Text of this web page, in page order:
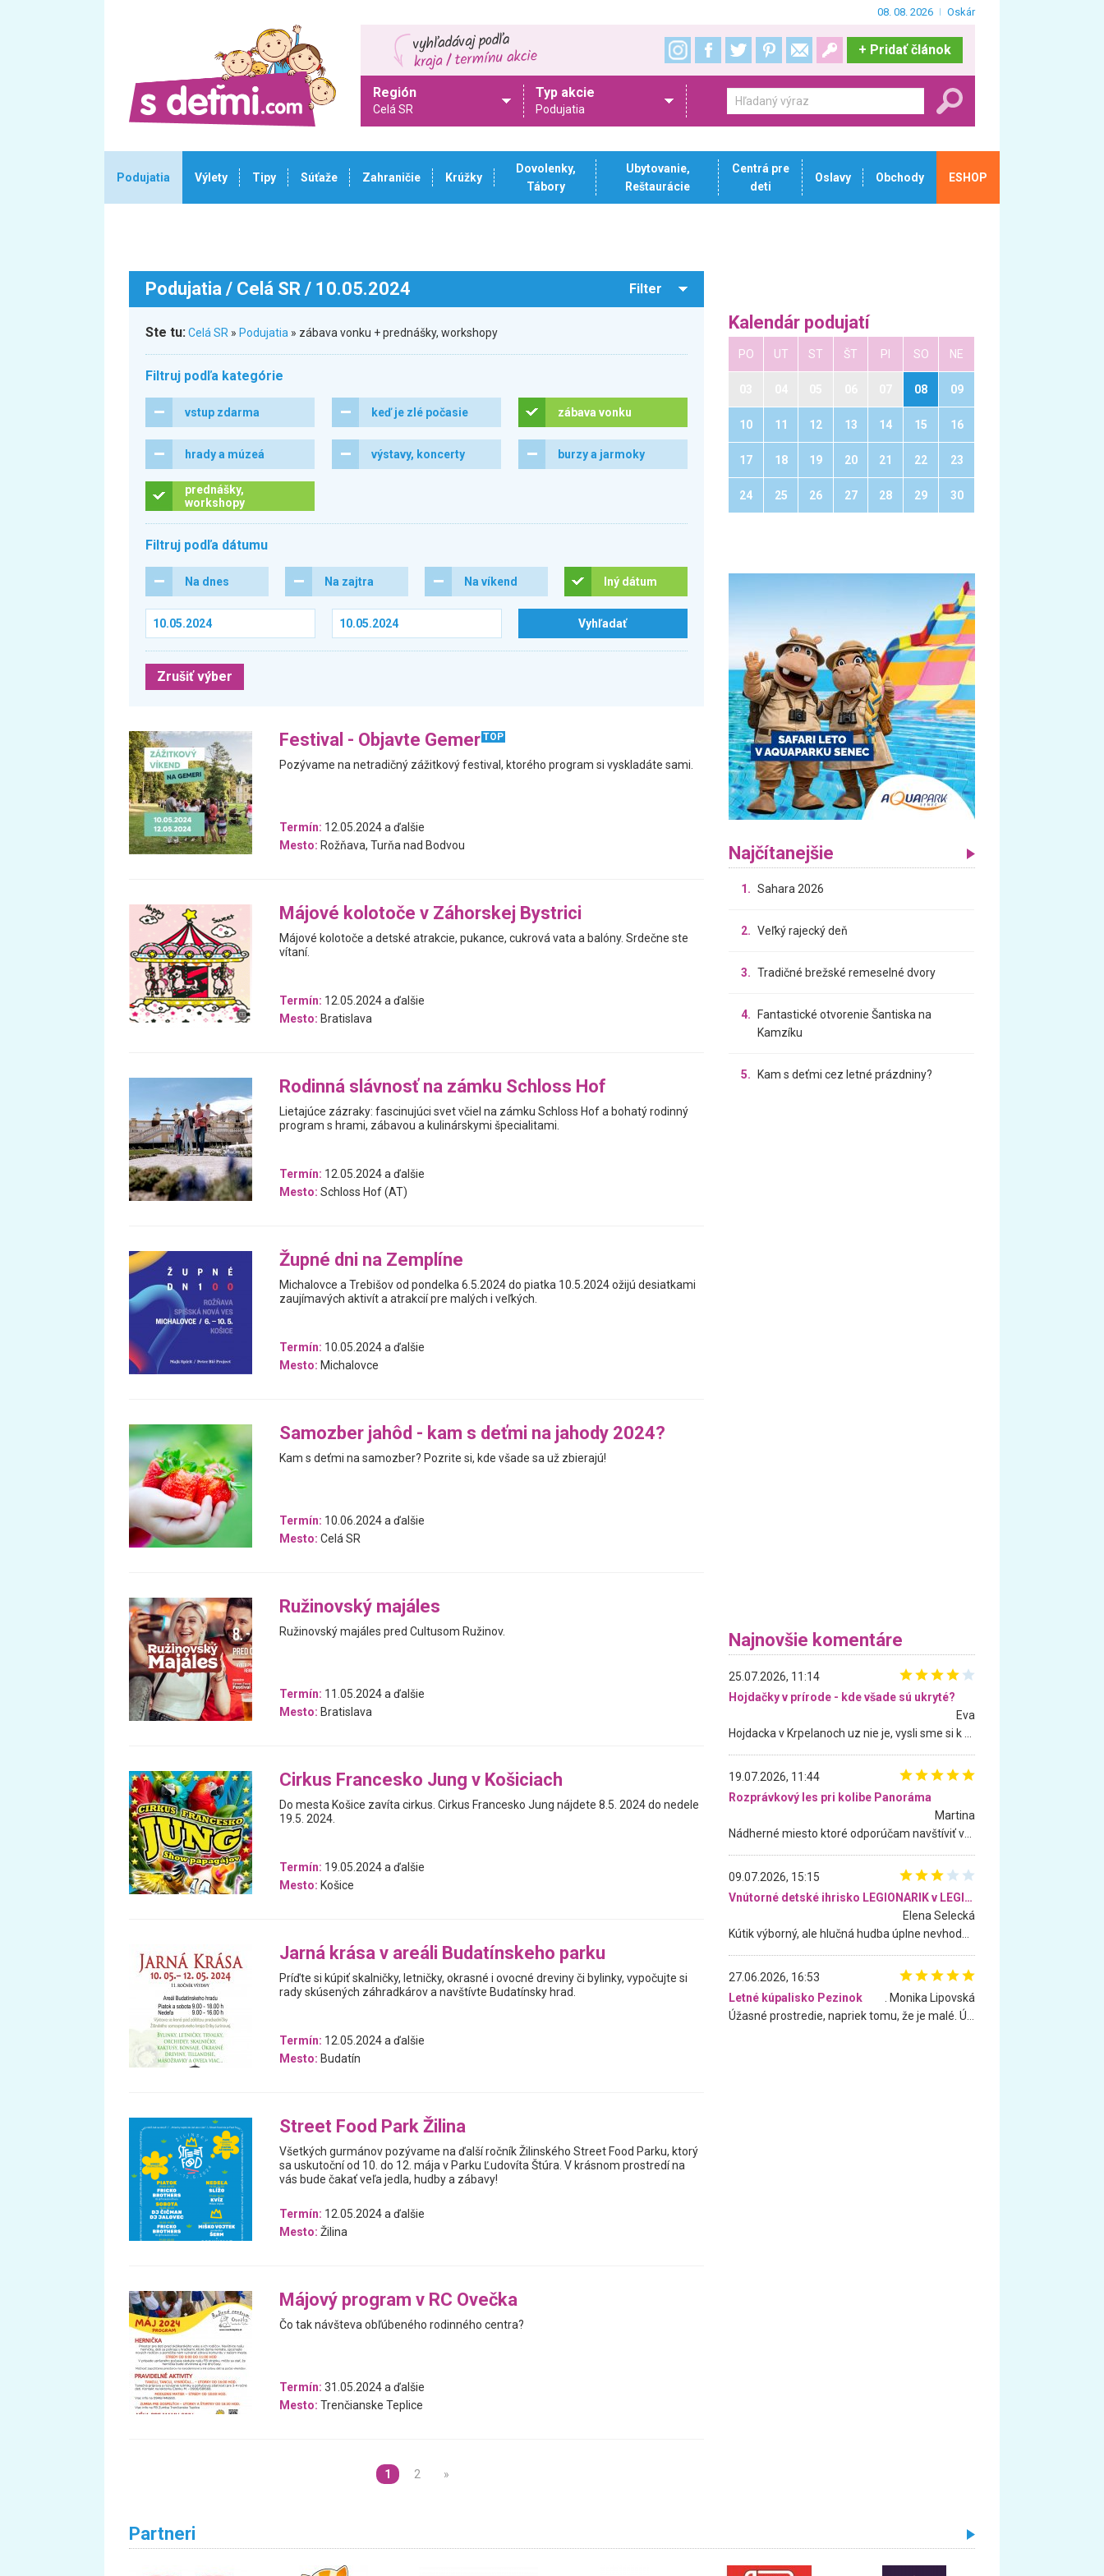
08. 08. 2026 Oskár
+ Pridať článok
Región
Celá SR
Typ akcie
Podujatia
Podujatia Výlety Tipy Súťaže Zahraničie Krúžky
Dovolenky,
Tábory
Ubytovanie,
Reštaurácie
Centrá pre
deti
Oslavy Obchody ESHOP
Podujatia / Celá SR / 10.05.2024 Filter
Ste tu:Celá SR » Podujatia » zábava vonku + prednášky, workshopy
Filtruj podľa kategórie
vstup zdarma keď je zlé počasie zábava vonku
hrady a múzeá výstavy, koncerty burzy a jarmoky
prednášky,
workshopy
Filtruj podľa dátumu
Na dnes Na zajtra Na víkend Iný dátum
Zrušiť výber
Festival - Objavte Gemer TOP
Pozývame na netradičný zážitkový festival, ktorého program si vyskladáte sami.
Termín: 12.05.2024 a ďalšie
Mesto: Rožňava, Turňa nad Bodvou
Májové kolotoče v Záhorskej Bystrici
Májové kolotoče a detské atrakcie, pukance, cukrová vata a balóny. Srdečne ste
vítaní.
Termín: 12.05.2024 a ďalšie
Mesto: Bratislava
Rodinná slávnosť na zámku Schloss Hof
Lietajúce zázraky: fascinujúci svet včiel na zámku Schloss Hof a bohatý rodinný
program s hrami, zábavou a kulinárskymi špecialitami.
Termín: 12.05.2024 a ďalšie
Mesto: Schloss Hof (AT)
Župné dni na Zemplíne
Michalovce a Trebišov od pondelka 6.5.2024 do piatka 10.5.2024 ožijú desiatkami
zaujímavých aktivít a atrakcií pre malých i veľkých.
Termín: 10.05.2024 a ďalšie
Mesto: Michalovce
Samozber jahôd - kam s deťmi na jahody 2024?
Kam s deťmi na samozber? Pozrite si, kde všade sa už zbierajú!
Termín: 10.06.2024 a ďalšie
Mesto: Celá SR
Ružinovský majáles
Ružinovský majáles pred Cultusom Ružinov.
Termín: 11.05.2024 a ďalšie
Mesto: Bratislava
Cirkus Francesko Jung v Košiciach
Do mesta Košice zavíta cirkus. Cirkus Francesko Jung nájdete 8.5. 2024 do nedele
19.5. 2024.
Termín: 19.05.2024 a ďalšie
Mesto: Košice
Jarná krása v areáli Budatínskeho parku
Príďte si kúpiť skalničky, letničky, okrasné i ovocné dreviny či bylinky, vypočujte si
rady skúsených záhradkárov a navštívte Budatínsky hrad.
Termín: 12.05.2024 a ďalšie
Mesto: Budatín
Street Food Park Žilina
Všetkých gurmánov pozývame na ďalší ročník Žilinského Street Food Parku, ktorý
sa uskutoční od 10. do 12. mája v Parku Ľudovíta Štúra. V krásnom prostredí na
vás bude čakať veľa jedla, hudby a zábavy!
Termín: 12.05.2024 a ďalšie
Mesto: Žilina
Májový program v RC Ovečka
Čo tak návšteva obľúbeného rodinného centra?
Termín: 31.05.2024 a ďalšie
Mesto: Trenčianske Teplice
1 2 »
Kalendár podujatí
PO UT ST ŠT PI SO NE
08 09
10 11 12 13 14 15 16
17 18 19 20 21 22 23
24 25 26 27 28 29 30
Najčítanejšie
1. Sahara 2026
2. Veľký rajecký deň
3. Tradičné brežské remeselné dvory
4.
Fantastické otvorenie Šantiska na
Kamzíku
5. Kam s deťmi cez letné prázdniny?
Najnovšie komentáre
25.07.2026, 11:14
Hojdačky v prírode - kde všade sú ukryté?
Eva
19.07.2026, 11:44
Rozprávkový les pri kolibe Panoráma
Martina
09.07.2026, 15:15
Vnútorné detské ihrisko LEGIONARIK v LEGIA Fitness
Elena Selecká
27.06.2026, 16:53
Letné kúpalisko Pezinok
. Monika Lipovská
Partneri